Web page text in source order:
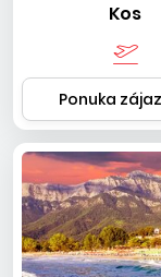
Kos
Ponuka